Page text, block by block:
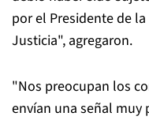
por el Presidente de
Justicia", agregaron.
"Nos preocupan los
envían una señal muy